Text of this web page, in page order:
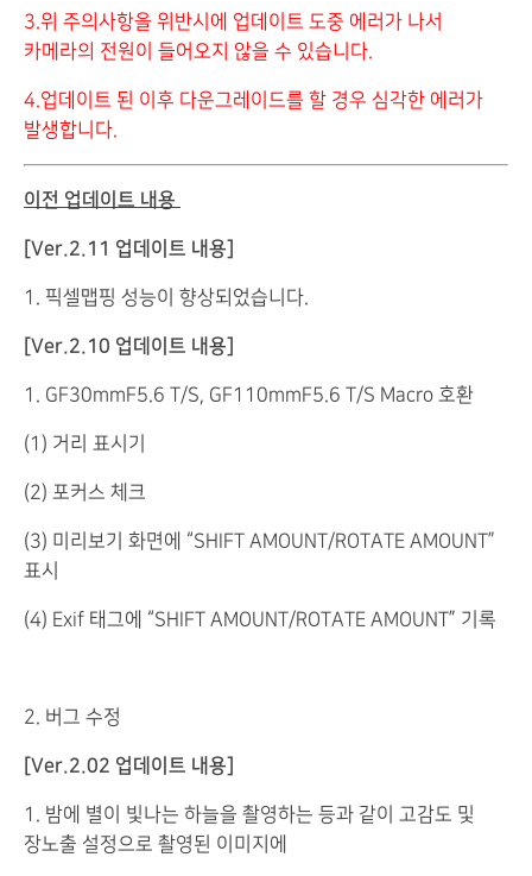
3.위 주의사항을 위반시에 업데이트 도중 에러가 나서
카메라의 전원이 들어오지 않을 수 있습니다.
4.업데이트 된 이후 다운그레이드를 할 경우 심각한 에러가
발생합니다.
이전 업데이트 내용
[Ver.2.11 업데이트 내용]
1. 픽셀맵핑 성능이 향상되었습니다.
[Ver.2.10 업데이트 내용]
1. GF30mmF5.6 T/S, GF110mmF5.6 T/S Macro 호환
(1) 거리 표시기
(2) 포커스 체크
(3) 미리보기 화면에 “SHIFT AMOUNT/ROTATE AMOUNT”
표시
(4) Exif 태그에 “SHIFT AMOUNT/ROTATE AMOUNT” 기록
2. 버그 수정
[Ver.2.02 업데이트 내용]
1. 밤에 별이 빛나는 하늘을 촬영하는 등과 같이 고감도 및
장노출 설정으로 촬영된 이미지에